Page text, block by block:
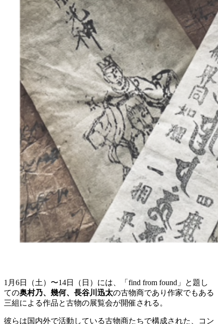
1月6日（土）〜14日（日）には、「find from found」と題し
ての奥村乃、幾何、長谷川迅太の古物商であり作家でもある
三組による作品と古物の展覧会が開催される。
彼らは国内外で活動している古物商たちで構成された、コン